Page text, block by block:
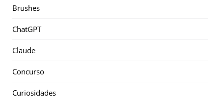
Brushes
ChatGPT
Claude
Concurso
Curiosidades